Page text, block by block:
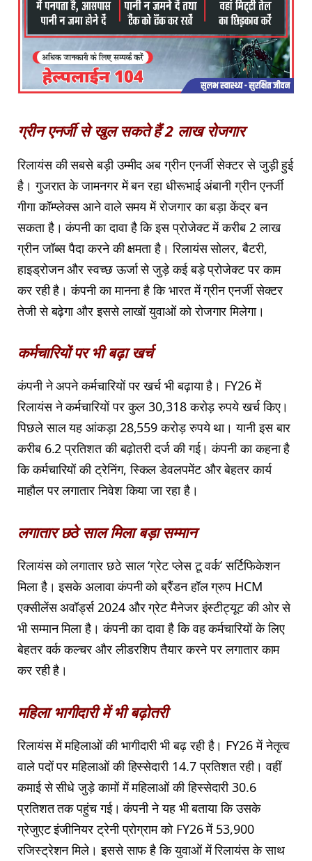
ग्रीन एनर्जी से खुल सकते हैं 2 लाख रोजगार
रिलायंस की सबसे बड़ी उम्मीद अब ग्रीन एनर्जी सेक्टर से जुड़ी हुई
है। गुजरात के जामनगर में बन रहा धीरूभाई अंबानी ग्रीन एनर्जी
गीगा कॉम्प्लेक्स आने वाले समय में रोजगार का बड़ा केंद्र बन
सकता है। कंपनी का दावा है कि इस प्रोजेक्ट में करीब 2 लाख
ग्रीन जॉब्स पैदा करने की क्षमता है। रिलायंस सोलर, बैटरी,
हाइड्रोजन और स्वच्छ ऊर्जा से जुड़े कई बड़े प्रोजेक्ट पर काम
कर रही है। कंपनी का मानना है कि भारत में ग्रीन एनर्जी सेक्टर
तेजी से बढ़ेगा और इससे लाखों युवाओं को रोजगार मिलेगा।
कर्मचारियों पर भी बढ़ा खर्च
कंपनी ने अपने कर्मचारियों पर खर्च भी बढ़ाया है। FY26 में
रिलायंस ने कर्मचारियों पर कुल 30,318 करोड़ रुपये खर्च किए।
पिछले साल यह आंकड़ा 28,559 करोड़ रुपये था। यानी इस बार
करीब 6.2 प्रतिशत की बढ़ोतरी दर्ज की गई। कंपनी का कहना है
कि कर्मचारियों की ट्रेनिंग, स्किल डेवलपमेंट और बेहतर कार्य
माहौल पर लगातार निवेश किया जा रहा है।
लगातार छठे साल मिला बड़ा सम्मान
रिलायंस को लगातार छठे साल ‘ग्रेट प्लेस टू वर्क’ सर्टिफिकेशन
मिला है। इसके अलावा कंपनी को ब्रैंडन हॉल ग्रुप HCM
एक्सीलेंस अवॉर्ड्स 2024 और ग्रेट मैनेजर इंस्टीट्यूट की ओर से
भी सम्मान मिला है। कंपनी का दावा है कि वह कर्मचारियों के लिए
बेहतर वर्क कल्चर और लीडरशिप तैयार करने पर लगातार काम
कर रही है।
महिला भागीदारी में भी बढ़ोतरी
रिलायंस में महिलाओं की भागीदारी भी बढ़ रही है। FY26 में नेतृत्व
वाले पदों पर महिलाओं की हिस्सेदारी 14.7 प्रतिशत रही। वहीं
कमाई से सीधे जुड़े कामों में महिलाओं की हिस्सेदारी 30.6
प्रतिशत तक पहुंच गई। कंपनी ने यह भी बताया कि उसके
ग्रेजुएट इंजीनियर ट्रेनी प्रोग्राम को FY26 में 53,900
रजिस्ट्रेशन मिले। इससे साफ है कि युवाओं में रिलायंस के साथ